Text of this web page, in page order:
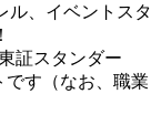
ル、イベントスタ
証スタンダー
です（なお、職業